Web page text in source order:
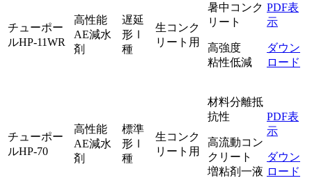
チューポー
ルHP-11WR
高性能
AE減水
剤
遅延
形Ⅰ
種
生コンク
リート用
暑中コンク
リート
高強度
粘性低減
PDF表
示
ダウン
ロード
チューポー
ルHP-70
高性能
AE減水
剤
標準
形Ⅰ
種
生コンク
リート用
材料分離抵
抗性
高流動コン
クリート
増粘剤一液
PDF表
示
ダウン
ロード